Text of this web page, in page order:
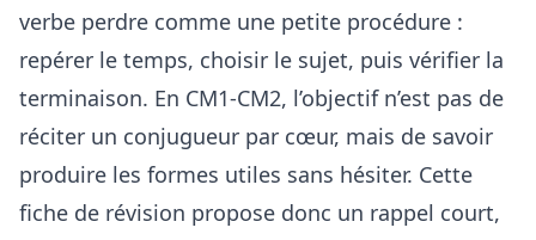
verbe perdre comme une petite procédure :
repérer le temps, choisir le sujet, puis vérifier la
terminaison. En CM1-CM2, l’objectif n’est pas de
réciter un conjugueur par cœur, mais de savoir
produire les formes utiles sans hésiter. Cette
fiche de révision propose donc un rappel court,